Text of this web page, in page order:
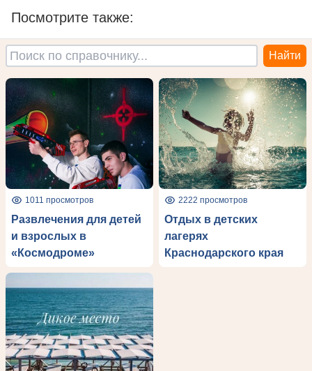
Посмотрите также:
1011 просмотров
Развлечения для детей
и взрослых в
«Космодроме»
2222 просмотров
Отдых в детских
лагерях
Краснодарского края